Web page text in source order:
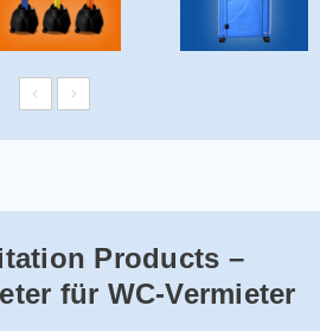
Products –
für WC-Vermieter